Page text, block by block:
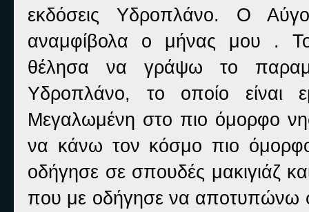
εκδόσεις Υδροπλάνο. Ο
αναμφίβολα ο μήνας μου .
θέλησα να γράψω το
Υδροπλάνο, το οποίο είναι
Μεγαλωμένη στο πιο όμορφο
να κάνω τον κόσμο πιο
οδήγησε σε σπουδές μακιγιάζ
που με οδήγησε να αποτυπώνω